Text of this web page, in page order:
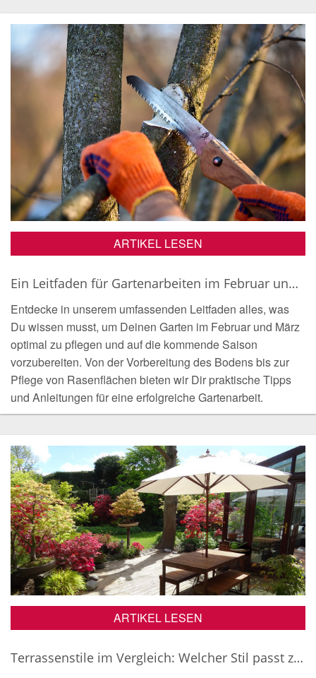
ARTIKEL LESEN
Ein Leitfaden für Gartenarbeiten im Februar und März
Entdecke in unserem umfassenden Leitfaden alles, was
Du wissen musst, um Deinen Garten im Februar und März
optimal zu pflegen und auf die kommende Saison
vorzubereiten. Von der Vorbereitung des Bodens bis zur
Pflege von Rasenflächen bieten wir Dir praktische Tipps
und Anleitungen für eine erfolgreiche Gartenarbeit.
ARTIKEL LESEN
Terrassenstile im Vergleich: Welcher Stil passt zu Ihren Vorstellungen?